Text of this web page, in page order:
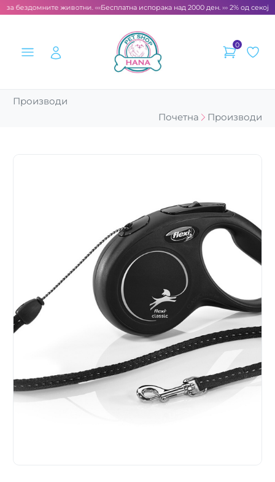
бездомните животни. ‹‹‹Бесплатна испорака над 2000 ден. ››› 2% од
0
Производи
Почетна
Производи